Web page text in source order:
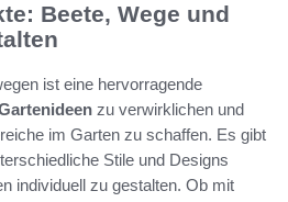
Beete, Wege und
ist eine hervorragende
zu verwirklichen und
im Garten zu schaffen. Es gibt
Stile und Designs
individuell zu gestalten. Ob mit